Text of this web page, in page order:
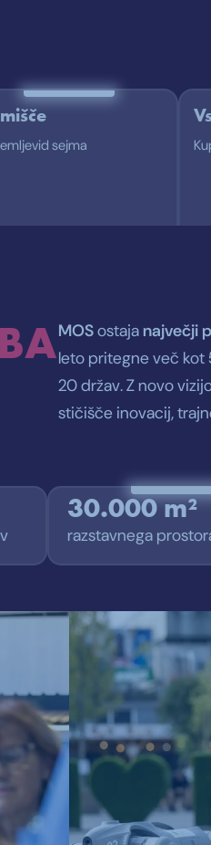
sejma
MOSostaja največji
leto pritegne več kot
20 držav. Z novo
stičišče inovacij,
30.000 m²
razstavnega